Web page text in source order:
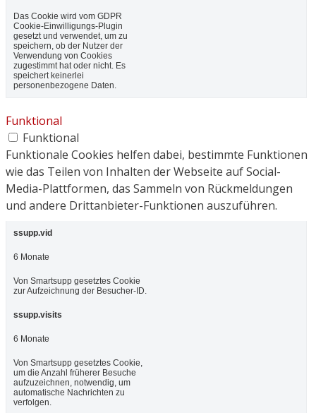
Das Cookie wird vom GDPR
Cookie-Einwilligungs-Plugin
gesetzt und verwendet, um zu
speichern, ob der Nutzer der
Verwendung von Cookies
zugestimmt hat oder nicht. Es
speichert keinerlei
personenbezogene Daten.
Funktional
Funktional
Funktionale Cookies helfen dabei, bestimmte Funktionen
wie das Teilen von Inhalten der Webseite auf Social-
Media-Plattformen, das Sammeln von Rückmeldungen
und andere Drittanbieter-Funktionen auszuführen.
ssupp.vid
6 Monate
Von Smartsupp gesetztes Cookie
zur Aufzeichnung der Besucher-ID.
ssupp.visits
6 Monate
Von Smartsupp gesetztes Cookie,
um die Anzahl früherer Besuche
aufzuzeichnen, notwendig, um
automatische Nachrichten zu
verfolgen.